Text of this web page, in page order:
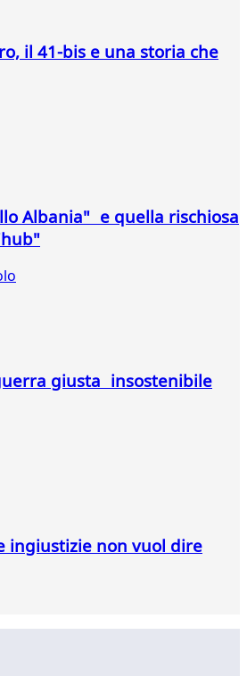
il 41-bis e una storia che
Albania" e quella rischiosa
giusta insostenibile
ingiustizie non vuol dire